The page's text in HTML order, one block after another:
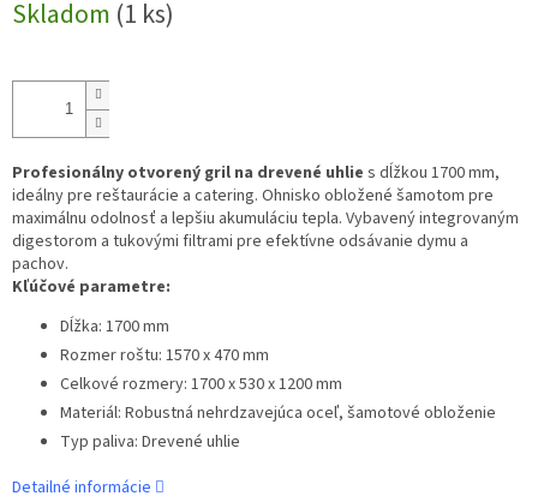
cena:
Skladom (1 ks)
Profesionálny otvorený gril na drevené uhlie s dĺžkou 1700 mm,
ideálny pre reštaurácie a catering. Ohnisko obložené šamotom pre
maximálnu odolnosť a lepšiu akumuláciu tepla. Vybavený integrovaným
digestorom a tukovými filtrami pre efektívne odsávanie dymu a
pachov.
Kľúčové parametre:
Dĺžka: 1700 mm
Rozmer roštu: 1570 x 470 mm
Celkové rozmery: 1700 x 530 x 1200 mm
Materiál: Robustná nehrdzavejúca oceľ, šamotové obloženie
Typ paliva: Drevené uhlie
Detailné informácie